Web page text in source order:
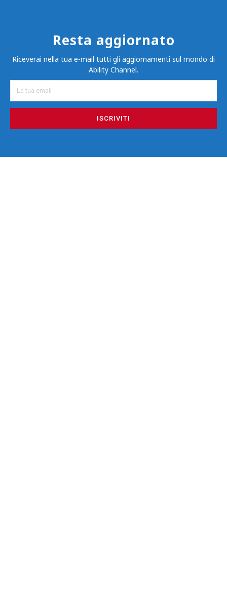
Resta aggiornato
Riceverai nella tua e-mail tutti gli aggiornamenti sul mondo di
Ability Channel.
ISCRIVITI